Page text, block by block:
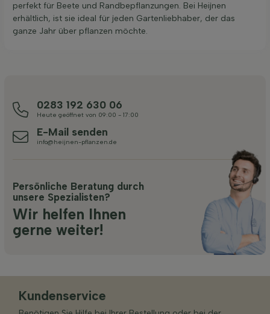
perfekt für Beete und Randbepflanzungen. Bei Heijnen
erhältlich, ist sie ideal für jeden Gartenliebhaber, der das
ganze Jahr über pflanzen möchte.
0283 192 630 06
Heute geöffnet von 09:00 - 17:00
E-Mail senden
info@heijnen-pflanzen.de
Persönliche Beratung durch
unsere Spezialisten?
Wir helfen Ihnen
gerne weiter!
Kundenservice